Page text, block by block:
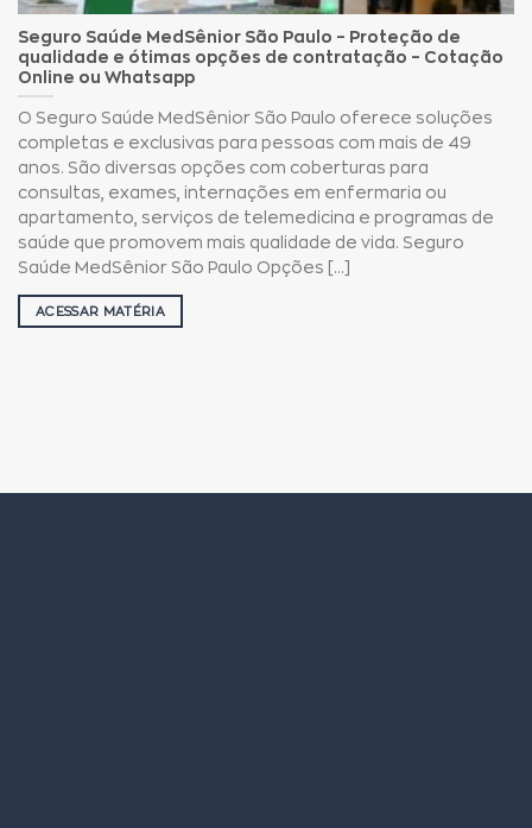
Seguro Saúde MedSênior São Paulo – Proteção de
qualidade e ótimas opções de contratação – Cotação
Online ou Whatsapp
O Seguro Saúde MedSênior São Paulo oferece soluções
completas e exclusivas para pessoas com mais de 49
anos. São diversas opções com coberturas para
consultas, exames, internações em enfermaria ou
apartamento, serviços de telemedicina e programas de
saúde que promovem mais qualidade de vida. Seguro
Saúde MedSênior São Paulo Opções [...]
ACESSAR MATÉRIA